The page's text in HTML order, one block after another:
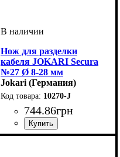
Нож для разделки
кабеля JOKARI Secura
№27 Ø 8-28 мм
Jokari (Германия)
10270-J
744.86грн
Устройство: разделка
Материал: полиамид
Тип кабеля: круглый кабель
Диаметр кабеля, мм: 8-28